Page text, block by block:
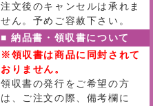
注文後のキャンセルは承れま
せん。予めご容赦下さい。
■ 納品書・領収書について
※領収書は商品に同封されて
おりません。
領収書の発行をご希望の方
は、ご注文の際、備考欄に